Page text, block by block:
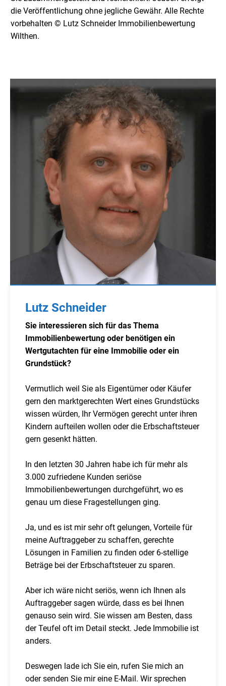
die Veröffentlichung ohne jegliche Gewähr. Alle Rechte
vorbehalten © Lutz Schneider Immobilienbewertung
Wilthen.
Lutz Schneider
Sie interessieren sich für das Thema
Immobilienbewertung oder benötigen ein
Wertgutachten für eine Immobilie oder ein
Grundstück?
Vermutlich weil Sie als Eigentümer oder Käufer
gern den marktgerechten Wert eines Grundstücks
wissen würden, Ihr Vermögen gerecht unter ihren
Kindern aufteilen wollen oder die Erbschaftsteuer
gern gesenkt hätten.
In den letzten 30 Jahren habe ich für mehr als
3.000 zufriedene Kunden seriöse
Immobilienbewertungen durchgeführt, wo es
genau um diese Fragestellungen ging.
Ja, und es ist mir sehr oft gelungen, Vorteile für
meine Auftraggeber zu schaffen, gerechte
Lösungen in Familien zu finden oder 6-stellige
Beträge bei der Erbschaftsteuer zu sparen.
Aber ich wäre nicht seriös, wenn ich Ihnen als
Auftraggeber sagen würde, dass es bei Ihnen
genauso sein wird. Sie wissen am Besten, dass
der Teufel oft im Detail steckt. Jede Immobilie ist
anders.
Deswegen lade ich Sie ein, rufen Sie mich an
oder senden Sie mir eine E-Mail. Wir sprechen